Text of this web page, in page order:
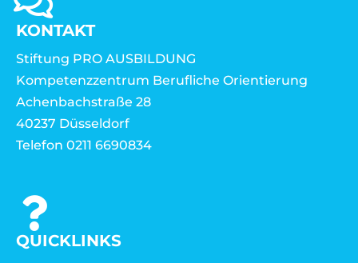
KONTAKT
Stiftung PRO AUSBILDUNG
Kompetenzzentrum Berufliche Orientierung
Achenbachstraße 28
40237 Düsseldorf
Telefon 0211 6690834
QUICKLINKS